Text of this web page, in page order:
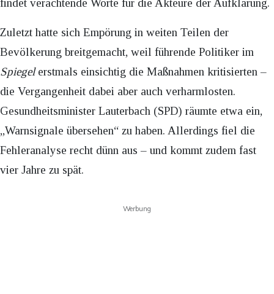
findet verachtende Worte für die Akteure der Aufklärung.
Zuletzt hatte sich Empörung in weiten Teilen der
Bevölkerung breitgemacht, weil führende Politiker im
Spiegelerstmals einsichtig die Maßnahmen kritisierten –
die Vergangenheit dabei aber auch verharmlosten.
Gesundheitsminister Lauterbach (SPD) räumte etwa ein,
„Warnsignale übersehen“ zu haben. Allerdings fiel die
Fehleranalyse recht dünn aus – und kommt zudem fast
vier Jahre zu spät.
Werbung